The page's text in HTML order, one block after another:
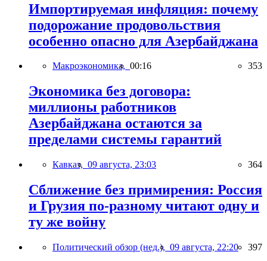
Импортируемая инфляция: почему
подорожание продовольствия
особенно опасно для Азербайджана
Макроэкономика, 00:16 353
Экономика без договора:
миллионы работников
Азербайджана остаются за
пределами системы гарантий
Кавказ, 09 августа, 23:03 364
Сближение без примирения: Россия
и Грузия по-разному читают одну и
ту же войну
Политический обзор (нед.), 09 августа, 22:20 397